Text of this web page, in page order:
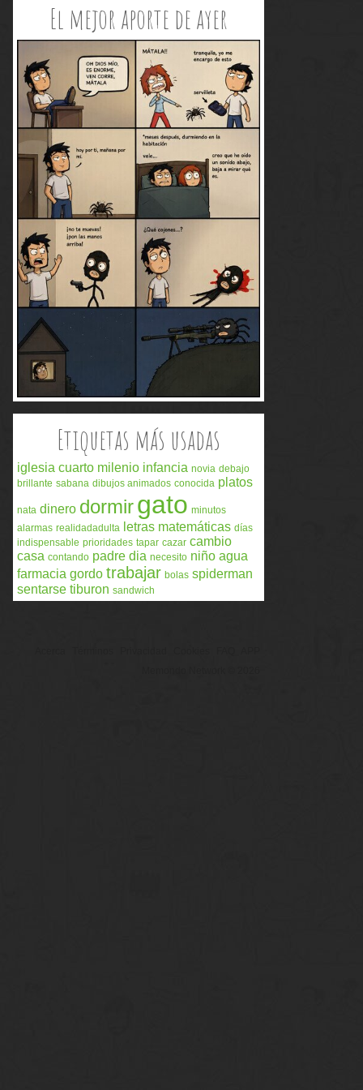
El mejor aporte de ayer
Etiquetas más usadas
iglesia cuarto milenio infancia novia debajo
brillante sabana dibujos animados conocida platos
nata dinero dormirgato minutos
alarmas realidadadulta letras matemáticas días
indispensable prioridades tapar cazar cambio
casa contando padre dia necesito niño agua
farmacia gordo trabajar bolas spiderman
sentarse tiburon sandwich